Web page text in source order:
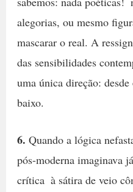
alegorias, ou mesmo
mascarar o real. A
das sensibilidades
uma única direção: desde
baixo.
6. Quando a lógica
pós-moderna
crítica  à sátira de veio